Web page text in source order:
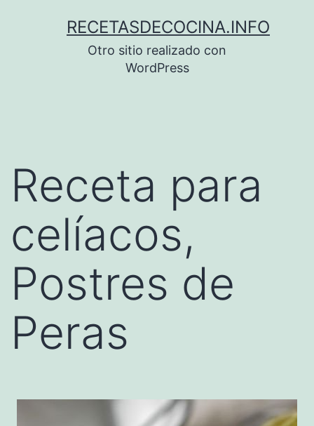
RECETASDECOCINA.INFO
Otro sitio realizado con
WordPress
Receta para
celíacos,
Postres de
Peras